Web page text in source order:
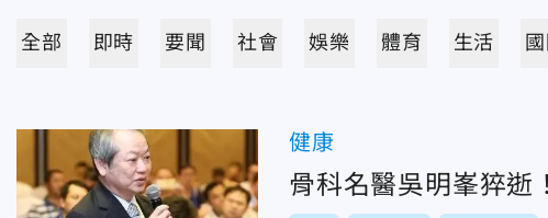
全部 即時 要聞 社會 娛樂 體育 生活
健康
骨科名醫吳明峯猝逝